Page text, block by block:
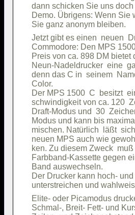
dann schicken Sie uns doch
Demo. Übrigens: Wenn Sie
Jetzt gibt es einen  neuen
Commodore: Den MPS
Preis von ca. 898 DM bietet
Neun-Nadeldrucker  eine
denn das C in  seinem
Color.
Der MPS 1500  C  besitzt
schwindigkeit von ca. 120
Draft-Modus und  30
Modus und kann bis
mischen. Natürlich  läßt
neuen MPS auch wie
ken. Zu diesem Zweck
Farbband-Kassette gegen
Band
Der Drucker kann hoch-
Elite- oder Picamodus
Schmal-, Breit- Fett- und